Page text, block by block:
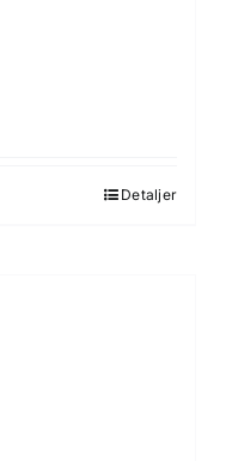
Detaljer